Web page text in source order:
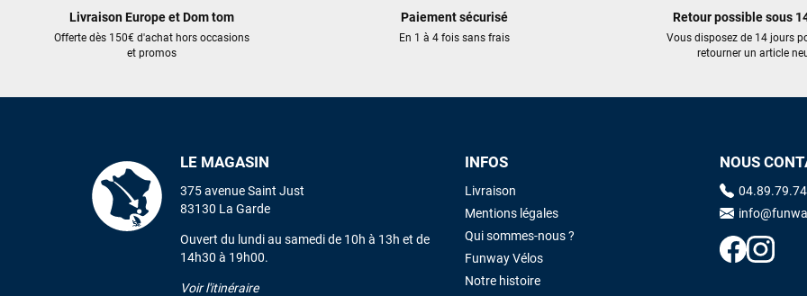
Livraison Europe et Dom tom
Offerte dès 150€ d'achat hors occasions
et promos
Paiement sécurisé
En 1 à 4 fois sans frais
Retour possible sous
Vous disposez de 14 jours
retourner un article
LE MAGASIN
375 avenue Saint Just
83130 La Garde
Ouvert du lundi au samedi de 10h à 13h et de
14h30 à 19h00.
Voir l'itinéraire
INFOS
Livraison
Mentions légales
Qui sommes-nous ?
Funway Vélos
Notre histoire
NOUS